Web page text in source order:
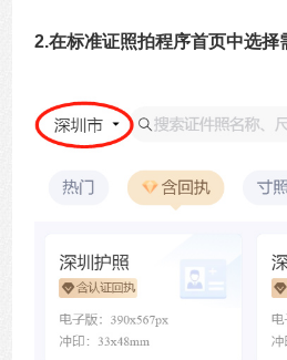
2.在标准证照拍程序首页中选择